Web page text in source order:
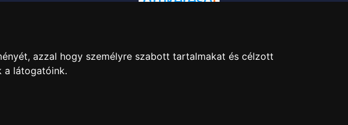
azzal hogy személyre szabott tartalmakat és célzott
a látogatóink.
8400